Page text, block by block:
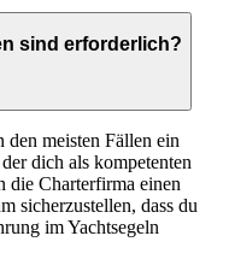
sind erforderlich?
den meisten Fällen ein
dich als kompetenten
die Charterfirma einen
sicherzustellen, dass du
im Yachtsegeln